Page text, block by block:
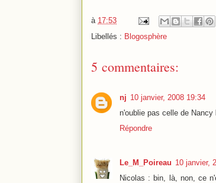
à 17:53
Libellés : Blogosphère
5 commentaires:
nj 10 janvier, 2008 19:34
n'oublie pas celle de Nancy
Répondre
Le_M_Poireau 10 janvier,
Nicolas : bin, là, non, ce